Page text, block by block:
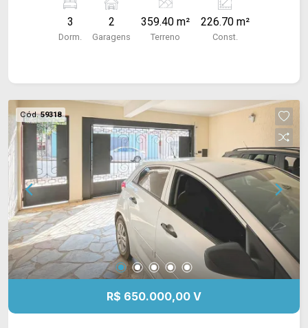
dormitório, cozinha, quintal e garagem com
capacidade para 02 veículos. O acabamento inclui
laje, taco e azulejo, proporcionando conforto e
3
Dorm.
2
Garagens
359.40 m²
Terreno
226.70 m²
Const.
Cód.59318
R$ 650.000,00 V